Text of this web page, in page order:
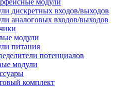
модули
дискретных входов/выходов
аналоговых входов/выходов
модули
питания
потенциалов
модули
комплект